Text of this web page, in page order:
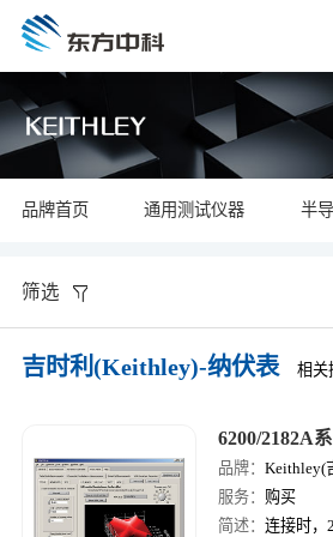
品牌首页 通用测试仪器 半
筛选
吉时利(Keithley)-纳伏表 相关
6200/2182A
品牌：Keithley(
服务： 购买
简述：连接时，